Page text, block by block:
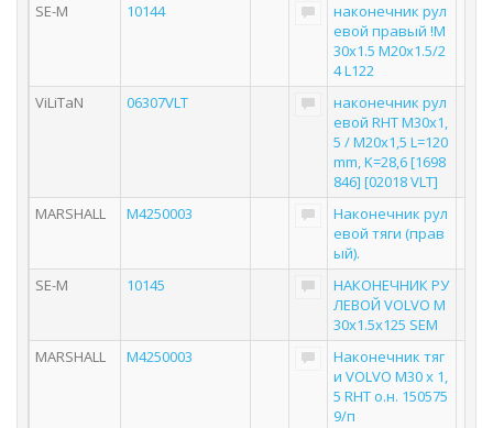
SE-M
10144
наконечник рул
евой правый !M
30x1.5 M20x1.5/2
4 L122
ViLiTaN
06307VLT
наконечник рул
евой RHT М30х1,
5 / M20x1,5 L=120
mm, K=28,6 [1698
846] [02018 VLT]
MARSHALL
M4250003
Наконечник рул
евой тяги (прав
ый).
SE-M
10145
НАКОНЕЧНИК РУ
ЛЕВОЙ VOLVO M
30x1.5x125 SEM
MARSHALL
M4250003
Наконечник тяг
и VOLVO M30 x 1,
5 RHT о.н. 150575
9/п